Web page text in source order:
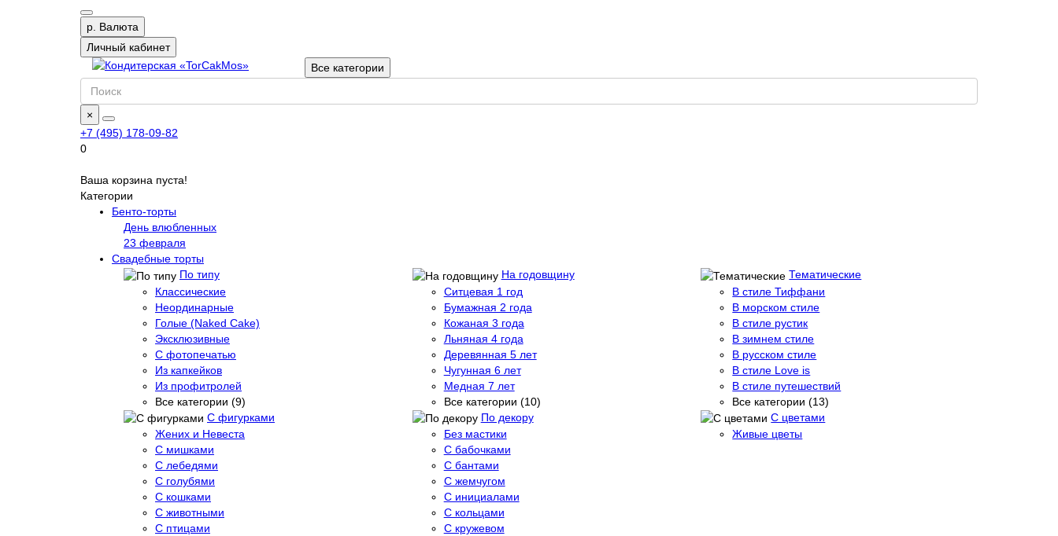
р. Валюта
Личный кабинет
Все категории
×
+7 (495) 178-09-82
0
Ваша корзина пуста!
Категории
Бенто-торты
День влюбленных
23 февраля
Свадебные торты
По типу
Классические
Неординарные
Голые (Naked Cake)
Эксклюзивные
С фотопечатью
Из капкейков
Из профитролей
Все категории (9)
На годовщину
Ситцевая 1 год
Бумажная 2 года
Кожаная 3 года
Льняная 4 года
Деревянная 5 лет
Чугунная 6 лет
Медная 7 лет
Все категории (10)
Тематические
В стиле Тиффани
В морском стиле
В стиле рустик
В зимнем стиле
В русском стиле
В стиле Love is
В стиле путешествий
Все категории (13)
С фигурками
Жених и Невеста
С мишками
С лебедями
С голубями
С кошками
С животными
С птицами
По декору
Без мастики
С бабочками
С бантами
С жемчугом
С инициалами
С кольцами
С кружевом
С цветами
Живые цветы